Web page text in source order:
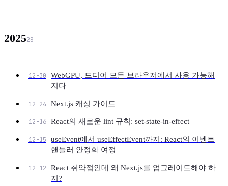
202528
12-30
WebGPU, 드디어 모든 브라우저에서 사용 가능해
지다
12-24 Next.js 캐싱 가이드
12-16 React의 새로운 lint 규칙: set-state-in-effect
12-15
useEvent에서 useEffectEvent까지: React의 이벤트
핸들러 안정화 여정
12-12
React 취약점인데 왜 Next.js를 업그레이드해야 하
지?